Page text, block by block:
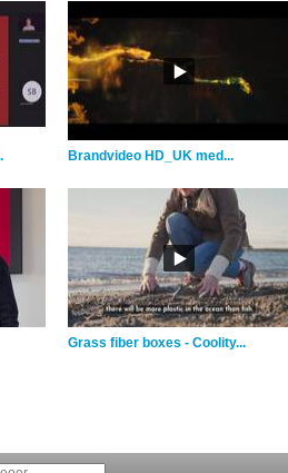
Brandvideo HD_UK med...
Grass fiber boxes - Coolity...